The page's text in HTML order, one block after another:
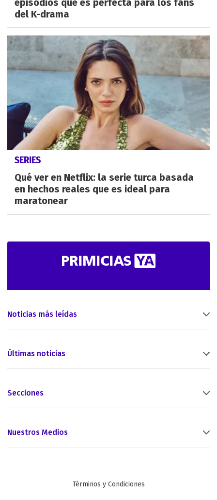
episodios que es perfecta para los fans
del K-drama
SERIES
Qué ver en Netflix: la serie turca basada
en hechos reales que es ideal para
maratonear
Noticias más leídas
Últimas noticias
Secciones
Nuestros Medios
Términos y Condiciones